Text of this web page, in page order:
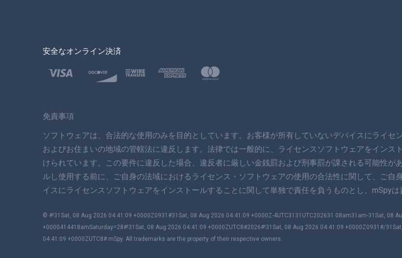
安全なオンライン決済
免責事項
ソフトウェアは、合法的な使用のみを目的としています。お客様が所有していないデバイスにライ
およびお住まいの地域の管轄法に違反します。法律では一般的に、ライセンスソフトウェアをイン
けられています。この要件に違反した場合、違反者に厳しい金銭罰および刑事罰が課される可能性
ルし使用する前に、ご自身の法域におけるライセンス・ソフトウェアの使用の合法性に関して、ご
イスにライセンスソフトウェアをインストールすることに関して単独で責任を負うものとし、mSpy
© #!31Sat, 08 Aug 2026 04:41:09 +0000Z0931#31Sat, 08 Aug 2026 04:41:09 +0000Z-4UTC3131UTC202631 08am31am-31Sat, 08
+0000414418amSaturday=28#!31Sat, 08 Aug 2026 04:41:09 +0000ZUTC8#2026#!31Sat, 08 Aug 2026 04:41:09 +0000Z0931#/
04:41:09 +0000ZUTC8# mSpy. All trademarks are the property of their respective owners.